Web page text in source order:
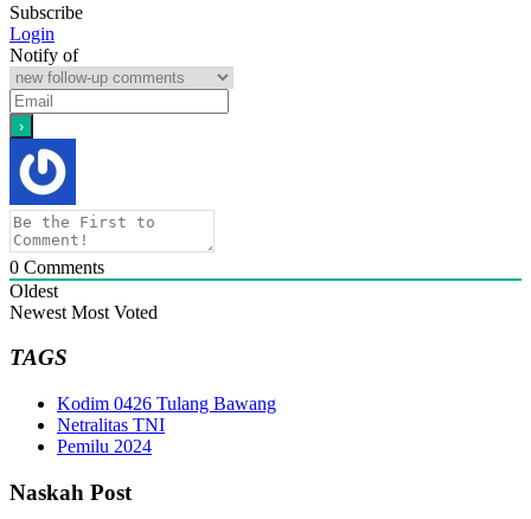
Subscribe
Login
Notify of
0 Comments
Oldest
Newest Most Voted
TAGS
Kodim 0426 Tulang Bawang
Netralitas TNI
Pemilu 2024
Naskah Post